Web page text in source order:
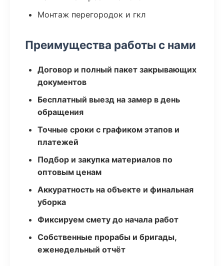
Монтаж перегородок и гкл
Преимущества работы с нами
Договор и полный пакет закрывающих
документов
Бесплатный выезд на замер в день
обращения
Точные сроки с графиком этапов и
платежей
Подбор и закупка материалов по
оптовым ценам
Аккуратность на объекте и финальная
уборка
Фиксируем смету до начала работ
Собственные прорабы и бригады,
еженедельный отчёт